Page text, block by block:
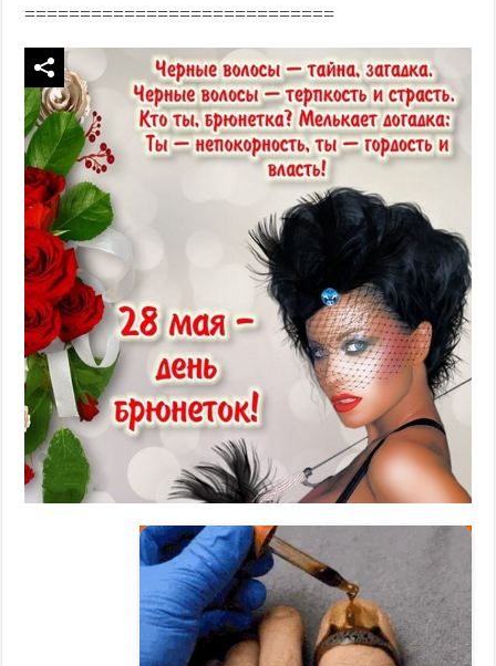
============================